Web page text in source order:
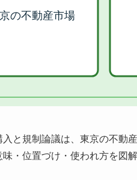
と規制論議は、東京の不動
・位置づけ・使われ方を図